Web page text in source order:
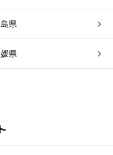
県
県